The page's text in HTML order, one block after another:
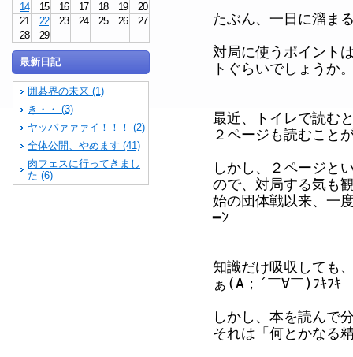
14
15 16 17 18 19
20
21
22 23 24 25 26
27
28
29
最新日記
囲碁界の未来 (1)
き・・ (3)
ヤッバァァァイ！！！ (2)
全体公開、やめます (41)
肉フェスに行ってきまし
た (6)
たぶん、一日に溜ま
対局に使うポイント
トぐらいでしょうか
最近、トイレで読む
２ページも読むこと
しかし、２ページと
ので、対局する気も
始の団体戦以来、一
━ﾝ
知識だけ吸収しても
ぁ(A；´￣∀￣)ﾌｷﾌｷ
しかし、本を読んで
それは「何とかなる